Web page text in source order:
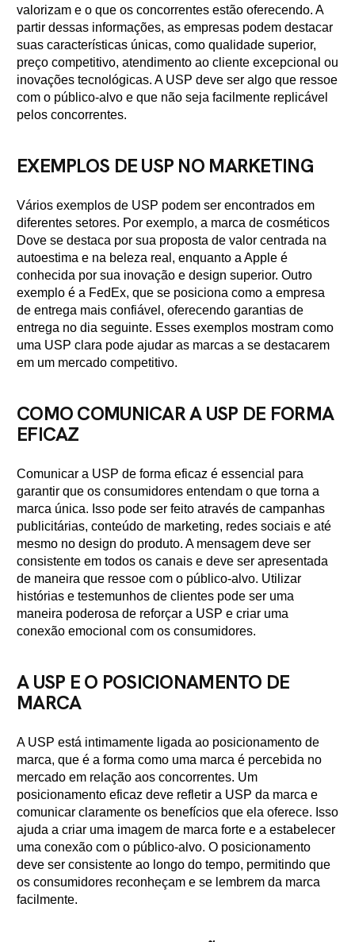
valorizam e o que os concorrentes estão oferecendo. A
partir dessas informações, as empresas podem destacar
suas características únicas, como qualidade superior,
preço competitivo, atendimento ao cliente excepcional ou
inovações tecnológicas. A USP deve ser algo que ressoe
com o público-alvo e que não seja facilmente replicável
pelos concorrentes.
EXEMPLOS DE USP NO MARKETING
Vários exemplos de USP podem ser encontrados em
diferentes setores. Por exemplo, a marca de cosméticos
Dove se destaca por sua proposta de valor centrada na
autoestima e na beleza real, enquanto a Apple é
conhecida por sua inovação e design superior. Outro
exemplo é a FedEx, que se posiciona como a empresa
de entrega mais confiável, oferecendo garantias de
entrega no dia seguinte. Esses exemplos mostram como
uma USP clara pode ajudar as marcas a se destacarem
em um mercado competitivo.
COMO COMUNICAR A USP DE FORMA
EFICAZ
Comunicar a USP de forma eficaz é essencial para
garantir que os consumidores entendam o que torna a
marca única. Isso pode ser feito através de campanhas
publicitárias, conteúdo de marketing, redes sociais e até
mesmo no design do produto. A mensagem deve ser
consistente em todos os canais e deve ser apresentada
de maneira que ressoe com o público-alvo. Utilizar
histórias e testemunhos de clientes pode ser uma
maneira poderosa de reforçar a USP e criar uma
conexão emocional com os consumidores.
A USP E O POSICIONAMENTO DE
MARCA
A USP está intimamente ligada ao posicionamento de
marca, que é a forma como uma marca é percebida no
mercado em relação aos concorrentes. Um
posicionamento eficaz deve refletir a USP da marca e
comunicar claramente os benefícios que ela oferece. Isso
ajuda a criar uma imagem de marca forte e a estabelecer
uma conexão com o público-alvo. O posicionamento
deve ser consistente ao longo do tempo, permitindo que
os consumidores reconheçam e se lembrem da marca
facilmente.